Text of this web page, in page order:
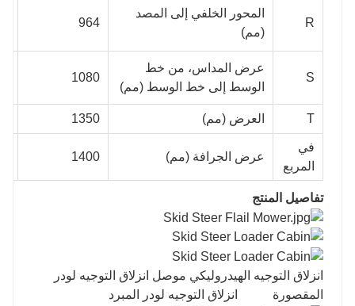
R
المحور الخلفي إلى المصد
(مم)
964
S
عرض المداس، من خط
الوسط إلى خط الوسط (مم)
1080
T العرض (مم) 1350
في
المربع
عرض الجرافة (مم) 1400
تفاصيل المنتج
انزلاق التوجيه الهيدروليكي موصل انزلاق التوجيه لودر
المقصورة انزلاق التوجيه لودر المبرد